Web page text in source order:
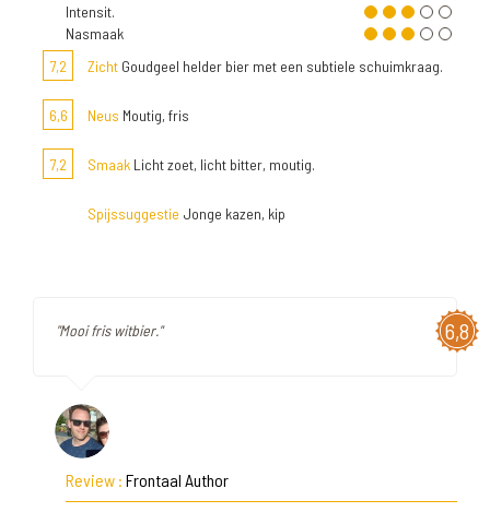
Intensit.
Nasmaak
7,2
Zicht Goudgeel helder bier met een subtiele schuimkraag.
6,6 Neus Moutig, fris
7,2 Smaak Licht zoet, licht bitter, moutig.
Spijssuggestie Jonge kazen, kip
6,8
"Mooi fris witbier."
Review : Frontaal Author